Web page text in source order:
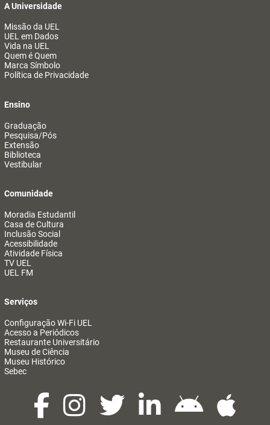
A Universidade
Missão da UEL
UEL em Dados
Vida na UEL
Quem é Quem
Marca Símbolo
Política de Privacidade
Ensino
Graduação
Pesquisa/Pós
Extensão
Biblioteca
Vestibular
Comunidade
Moradia Estudantil
Casa de Cultura
Inclusão Social
Acessibilidade
Atividade Física
TV UEL
UEL FM
Serviços
Configuração Wi-Fi UEL
Acesso a Periódicos
Restaurante Universitário
Museu de Ciência
Museu Histórico
Sebec